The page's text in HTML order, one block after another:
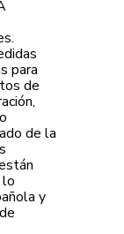
para
de
de la
y